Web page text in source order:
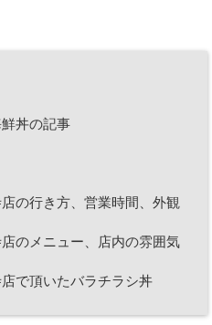
丼の記事
の行き方、営業時間、外観
のメニュー、店内の雰囲気
で頂いたバラチラシ丼